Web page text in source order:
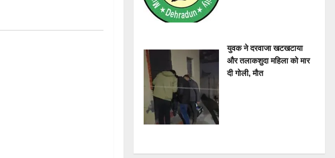
युवक ने दरवाजा खटखटाया
और तलाकशुदा महिला को मार
दी गोली, माैत